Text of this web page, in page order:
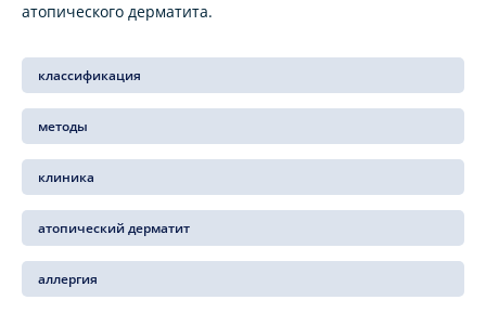
атопического дерматита.
классификация
методы
клиника
атопический дерматит
аллергия